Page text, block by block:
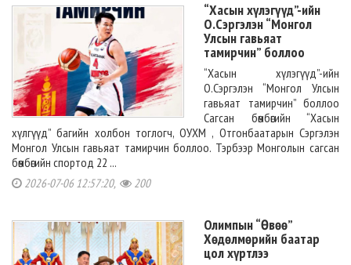
“Хасын хүлэгүүд”-ийн
О.Сэргэлэн “Монгол
Улсын гавьяат
тамирчин” боллоо
“Хасын хүлэгүүд”-ийн
О.Сэргэлэн “Монгол Улсын
гавьяат тамирчин” боллоо
Сагсан бөмбөгийн “Хасын
хүлгүүд” багийн холбон тоглогч, ОУХМ , Отгонбаатарын Сэргэлэн
Монгол Улсын гавьяат тамирчин боллоо. Тэрбээр Монголын сагсан
бөмбөгийн спортод 22 ...
2026-07-06 12:57:20, 200
Олимпын “Өвөө”
Хөдөлмөрийн баатар
цол хүртлээ